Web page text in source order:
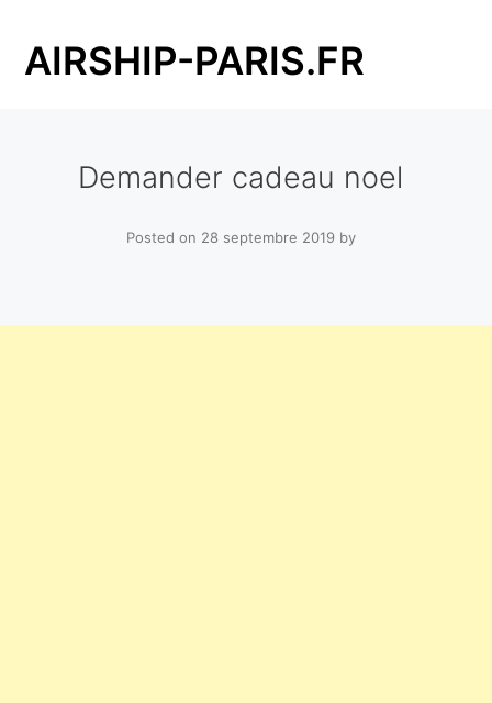
content
AIRSHIP-PARIS.FR
Demander cadeau noel
Posted on 28 septembre 2019by